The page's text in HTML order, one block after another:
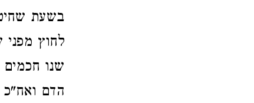
בשעת
לחוץ מפני
שנו
הדם ואח"כ